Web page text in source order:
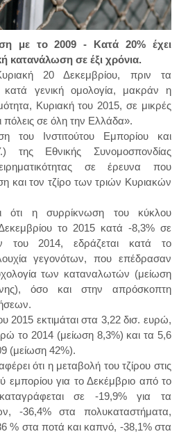
με το 2009 - Κατά 20% έχει
κατανάλωση σε έξι χρόνια.
20 Δεκεμβρίου, πριν τα
κατά γενική ομολογία, μακράν η
Κυριακή του 2015, σε μικρές
πόλεις σε όλη την Ελλάδα».
του Ινστιτούτου Εμπορίου και
της Εθνικής Συνομοσπονδίας
σε έρευνα που
και τον τζίρο των τριών Κυριακών
ότι η συρρίκνωση του κύκλου
το 2015 κατά -8,3% σε
του 2014, εδράζεται κατά το
γεγονότων, που επέδρασαν
των καταναλωτών (μείωση
όσο και στην απρόσκοπτη
2015 εκτιμάται στα 3,22 δισ. ευρώ,
το 2014 (μείωση 8,3%) και τα 5,6
(μείωση 42%).
ότι η μεταβολή του τζίρου στις
εμπορίου για το Δεκέμβριο από το
σε -19,9% για τα
-36,4% στα πολυκαταστήματα,
% στα ποτά και καπνό, -38,1% στα